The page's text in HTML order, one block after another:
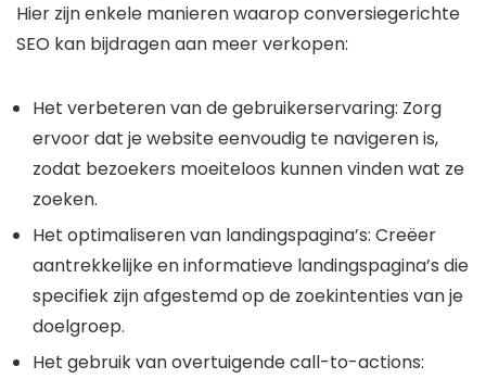
Hier zijn enkele manieren waarop conversiegerichte
SEO kan bijdragen aan meer verkopen:
Het verbeteren van de gebruikerservaring: Zorg
ervoor dat je website eenvoudig te navigeren is,
zodat bezoekers moeiteloos kunnen vinden wat ze
zoeken.
Het optimaliseren van landingspagina’s: Creëer
aantrekkelijke en informatieve landingspagina’s die
specifiek zijn afgestemd op de zoekintenties van je
doelgroep.
Het gebruik van overtuigende call-to-actions: